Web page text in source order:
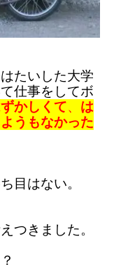
たいした大学
仕事をしてボ
かしくて、 は
うもなかった
目はない。
つきました。